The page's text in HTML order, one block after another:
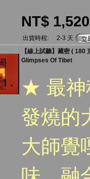
NT$ 1,520
出貨時程:
2-3 天
【線上試聽】藏密 ( 180
Glimpses Of Tibet
★ 最神
發燒的
大師覺